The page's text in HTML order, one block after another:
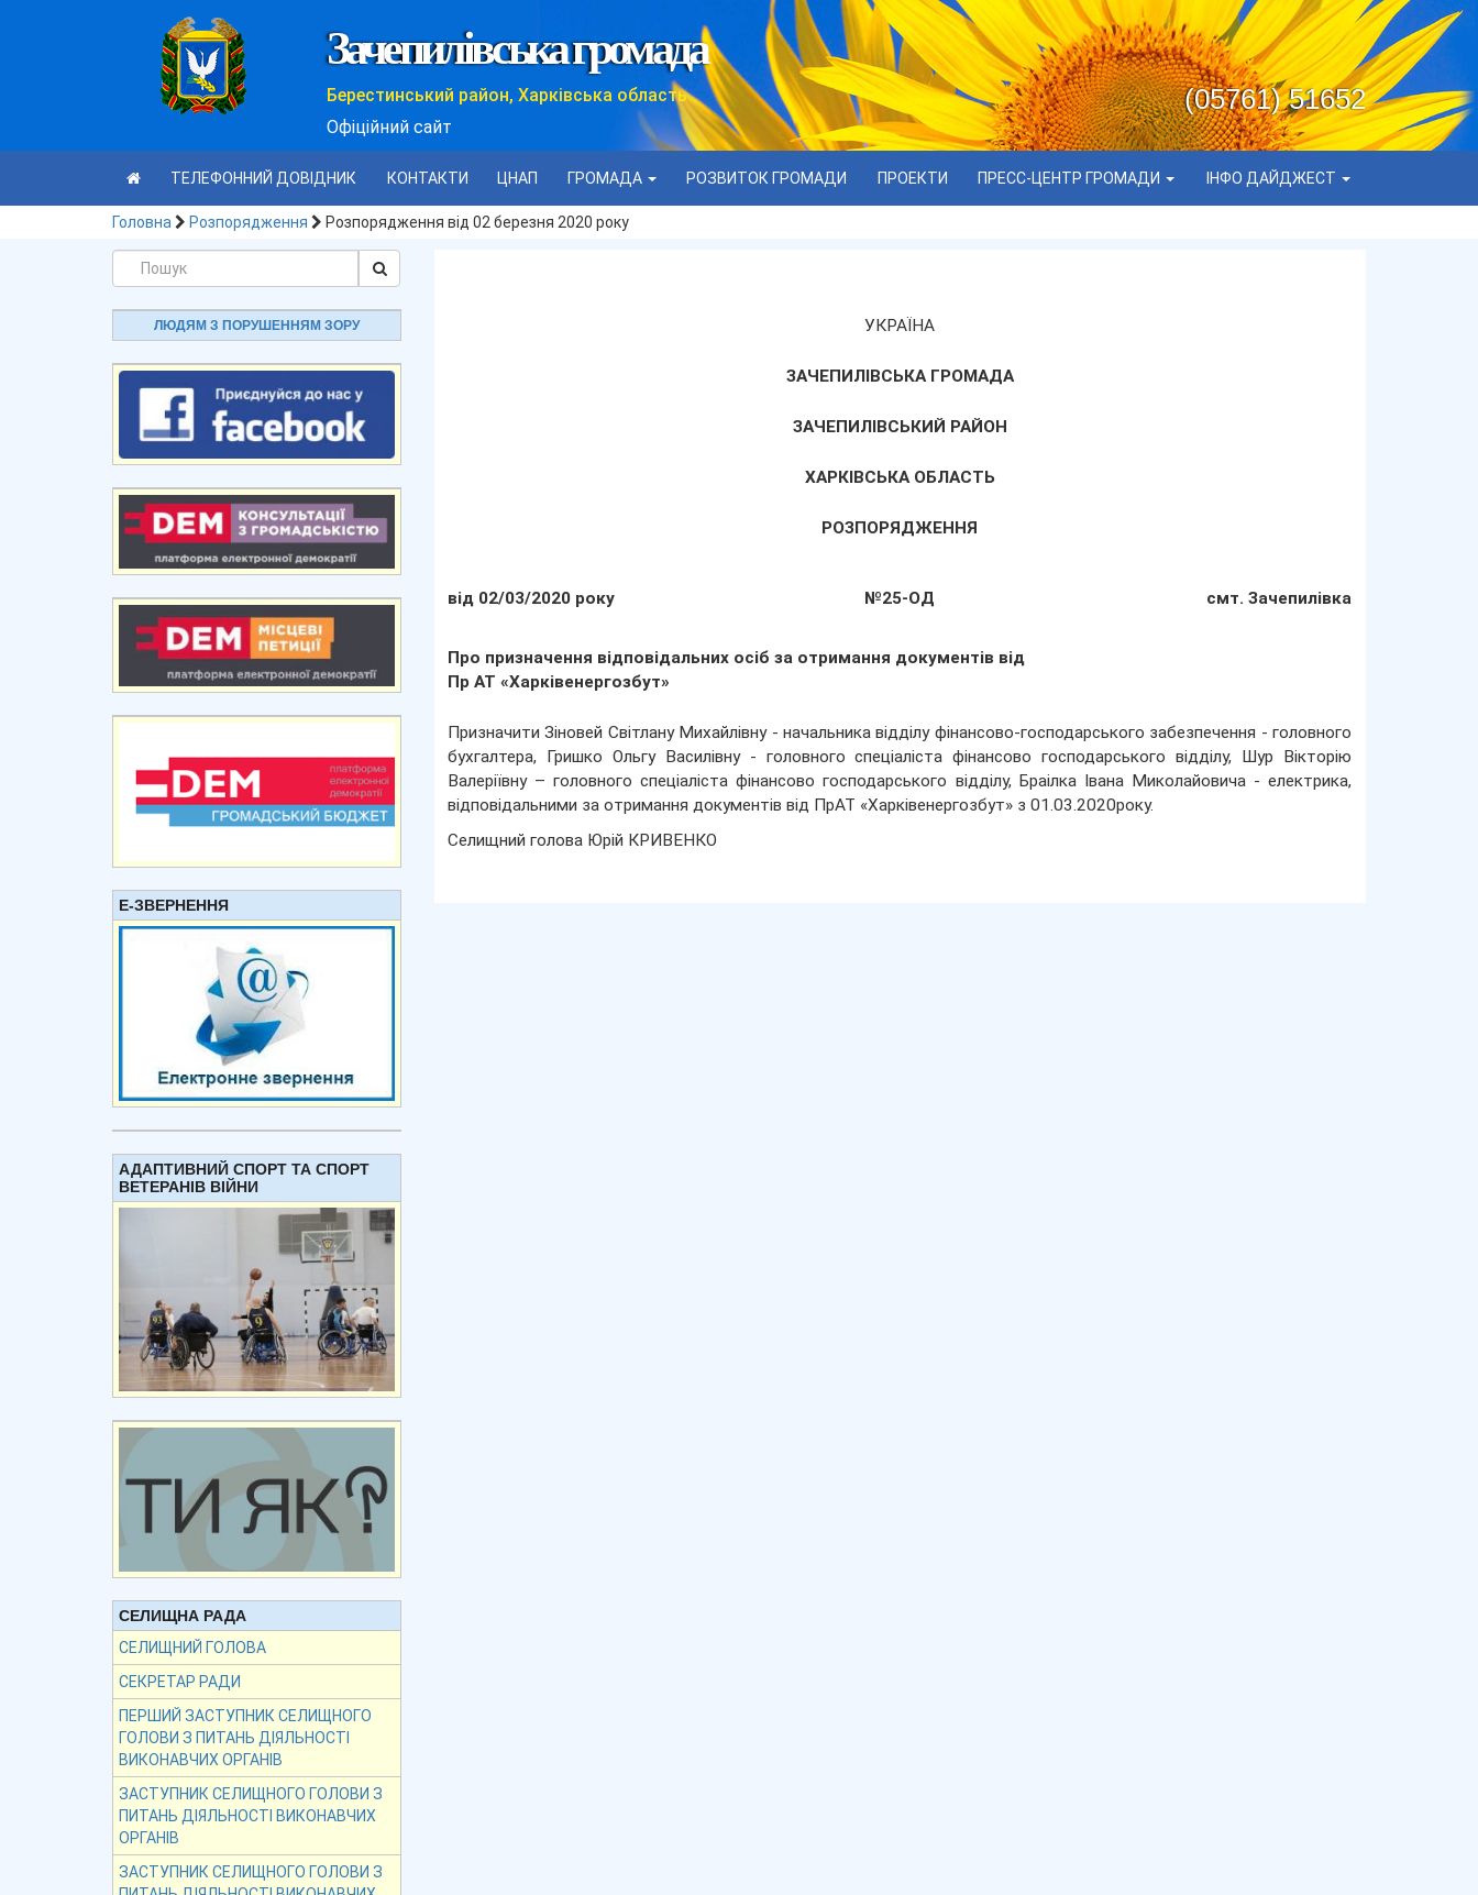
Зачепилівська громада
Берестинський район, Харківська область
Офіційний сайт
(05761) 51652
ТЕЛЕФОННИЙ ДОВІДНИК КОНТАКТИ ЦНАП ГРОМАДА РОЗВИТОК ГРОМАДИ ПРОЕКТИ ПРЕСС-ЦЕНТР ГРОМАДИ ІНФО ДАЙДЖЕСТ
Головна Розпорядження Розпорядження від 02 березня 2020 року
ЛЮДЯМ З ПОРУШЕННЯМ ЗОРУ
Е-ЗВЕРНЕННЯ
АДАПТИВНИЙ СПОРТ ТА СПОРТ
ВЕТЕРАНІВ ВІЙНИ
СЕЛИЩНА РАДА
СЕЛИЩНИЙ ГОЛОВА
СЕКРЕТАР РАДИ
ПЕРШИЙ ЗАСТУПНИК СЕЛИЩНОГО
ГОЛОВИ З ПИТАНЬ ДІЯЛЬНОСТІ
ВИКОНАВЧИХ ОРГАНІВ
ЗАСТУПНИК СЕЛИЩНОГО ГОЛОВИ З
ПИТАНЬ ДІЯЛЬНОСТІ ВИКОНАВЧИХ
ОРГАНІВ
ЗАСТУПНИК СЕЛИЩНОГО ГОЛОВИ З
УКРАЇНА
ЗАЧЕПИЛІВСЬКА ГРОМАДА
ЗАЧЕПИЛІВСЬКИЙ РАЙОН
ХАРКІВСЬКА ОБЛАСТЬ
РОЗПОРЯДЖЕННЯ
від 02/03/2020 року №25-ОД смт. Зачепилівка
Про призначення відповідальних осіб за отримання документів від
Пр АТ «Харківенергозбут»
Призначити Зіновей Світлану Михайлівну - начальника відділу фінансово-господарського забезпечення - головного
бухгалтера, Гришко Ольгу Василівну - головного спеціаліста фінансово господарського відділу, Шур Вікторію
Валеріївну – головного спеціаліста фінансово господарського відділу, Браілка Івана Миколайовича - електрика,
відповідальними за отримання документів від ПрАТ «Харківенергозбут» з 01.03.2020року.
Селищний голова Юрій КРИВЕНКО